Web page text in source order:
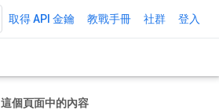
取得 API 金鑰 教戰手冊 社群 登入
這個頁面中的內容